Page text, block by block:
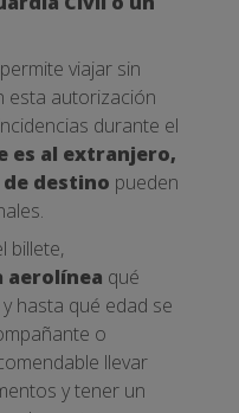
viajar sin
esta autorización
durante el
es al extranjero,
destino pueden
billete,
aerolínea qué
hasta qué edad se
o
llevar
y tener un